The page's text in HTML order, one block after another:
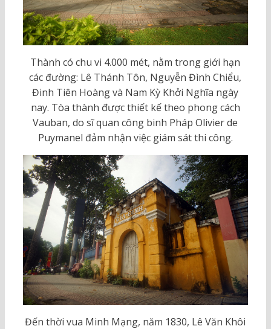
Thành có chu vi 4.000 mét, nằm trong giới hạn
các đường: Lê Thánh Tôn, Nguyễn Đình Chiểu,
Đinh Tiên Hoàng và Nam Kỳ Khởi Nghĩa ngày
nay. Tòa thành được thiết kế theo phong cách
Vauban, do sĩ quan công binh Pháp Olivier de
Puymanel đảm nhận việc giám sát thi công.
Đến thời vua Minh Mạng, năm 1830, Lê Văn Khôi